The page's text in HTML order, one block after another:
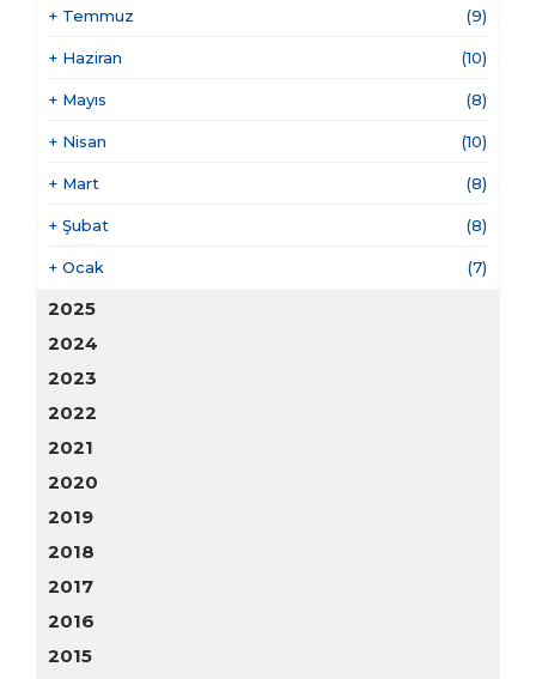
+ Temmuz (9)
+ Haziran (10)
+ Mayıs (8)
+ Nisan (10)
+ Mart (8)
+ Şubat (8)
+ Ocak (7)
2025
2024
2023
2022
2021
2020
2019
2018
2017
2016
2015